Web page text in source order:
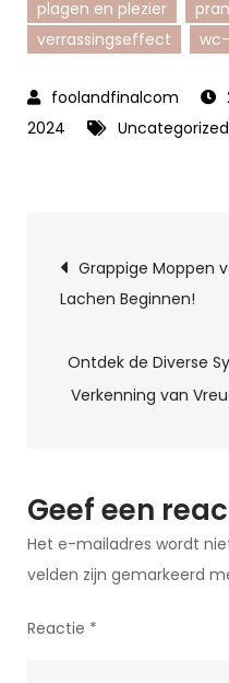
plagen en plezier
verrassingseffect
2024
Uncategorized
grappen
humor
Grappige Moppen
Lachen Beginnen!
Ontdek de Diverse
Verkenning van
Geef een
Het e-mailadres wordt
velden zijn gemarkeerd
Reactie *